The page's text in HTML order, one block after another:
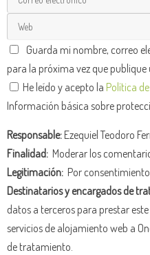
Guarda mi nombre, correo
para la próxima vez que
He leído y acepto la Política
Información básica sobre
Responsable:Ezequiel Teodoro
Finalidad: Moderar los
Legitimación: Por
Destinatarios y encargados de
datos a terceros para prestar
servicios de alojamiento web a
de tratamiento.